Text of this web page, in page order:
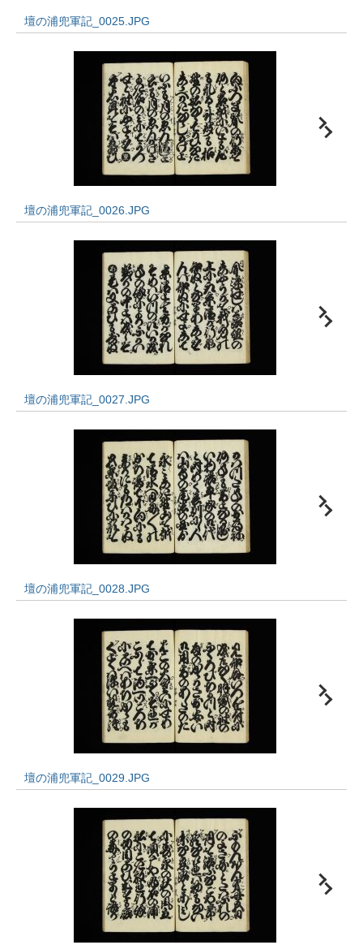
壇の浦兜軍記_0025.JPG
壇の浦兜軍記_0026.JPG
壇の浦兜軍記_0027.JPG
壇の浦兜軍記_0028.JPG
壇の浦兜軍記_0029.JPG